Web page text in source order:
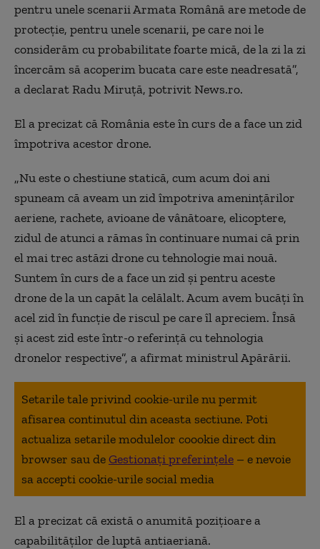
pentru unele scenarii Armata Română are metode de
protecţie, pentru unele scenarii, pe care noi le
considerăm cu probabilitate foarte mică, de la zi la zi
încercăm să acoperim bucata care este neadresată”,
a declarat Radu Miruţă, potrivit News.ro.
El a precizat că România este în curs de a face un zid
împotriva acestor drone.
„Nu este o chestiune statică, cum acum doi ani
spuneam că aveam un zid împotriva ameninţărilor
aeriene, rachete, avioane de vânătoare, elicoptere,
zidul de atunci a rămas în continuare numai că prin
el mai trec astăzi drone cu tehnologie mai nouă.
Suntem în curs de a face un zid şi pentru aceste
drone de la un capăt la celălalt. Acum avem bucăţi în
acel zid în funcţie de riscul pe care îl apreciem. Însă
şi acest zid este într-o referinţă cu tehnologia
dronelor respective”, a afirmat ministrul Apărării.
Setarile tale privind cookie-urile nu permit
afisarea continutul din aceasta sectiune. Poti
actualiza setarile modulelor coookie direct din
browser sau deGestionați preferințele – e nevoie
sa accepti cookie-urile social media
El a precizat că există o anumită poziţioare a
capabilităţilor de luptă antiaeriană.